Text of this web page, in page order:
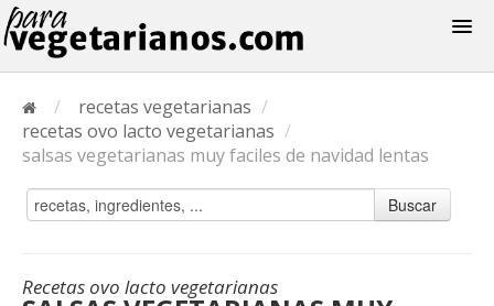
/ recetas vegetarianas /
recetas ovo lacto vegetarianas /
salsas vegetarianas muy faciles de navidad lentas
Buscar
Recetas ovo lacto vegetarianas